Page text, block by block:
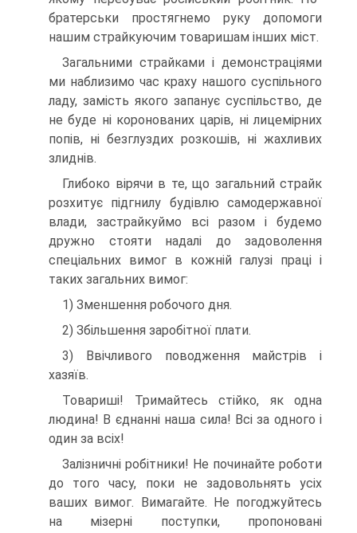
братерськи простягнемо руку допомоги
нашим страйкуючим това­ришам інших міст.
Загальними страйками і демонстраціями
ми наблизимо час краху нашого суспільного
ладу, замість якого запанує суспільство, де
не буде ні коронованих царів, ні лицемірних
попів, ні безглуздих розкошів, ні жахливих
злиднів.
Глибоко вірячи в те, що загальний страйк
розхитує підгнилу будівлю самодержавної
влади, застрайкуймо всі разом і будемо
дружно стояти надалі до задоволення
спеціальних вимог в кожній галузі праці і
таких загальних вимог:
1) Зменшення робочого дня.
2) Збільшення заробітної плати.
3) Ввічливого поводження майстрів і
хазяїв.
Товариші! Тримайтесь стійко, як одна
людина! В єднанні наша сила! Всі за одного і
один за всіх!
Залізничні робітники! Не починайте роботи
до того часу, поки не задовольнять усіх
ваших вимог. Вимагайте. Не погоджуйтесь
на мізерні поступки, пропоновані